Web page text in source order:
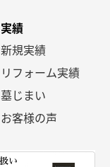
実績
新規実績
リフォーム実績
墓じまい
お客様の声